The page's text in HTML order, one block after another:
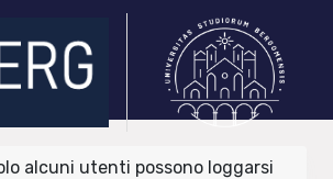
alcuni utenti possono loggarsi